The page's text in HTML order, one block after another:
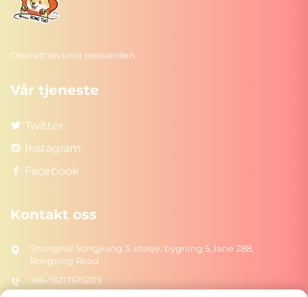
Opprett en unik pelsverden
Vår tjeneste
Twitter
Instagram
Facebook
Kontakt oss
Shanghai Songjiang 3. etasje, bygning 5, lane 288,
Rongxing Road
+86-18217615209